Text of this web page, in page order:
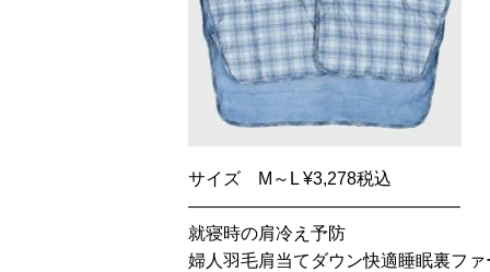
サイズ M～L ¥3,278税込
———————————————–
就寝時の肩冷え予防
婦人羽毛肩当てダウン快適睡眠裏ファ